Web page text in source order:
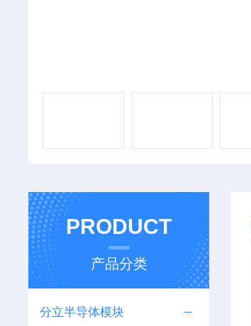
PRODUCT
产品分类
分立半导体模块